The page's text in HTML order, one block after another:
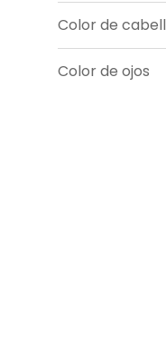
Color de
Color de ojos